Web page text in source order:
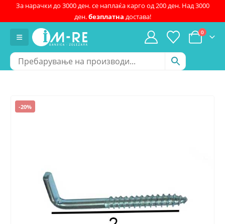
За нарачки до 3000 ден. се наплаќа карго од 200 ден. Над 3000
ден.безплатна достава!
0
-20%